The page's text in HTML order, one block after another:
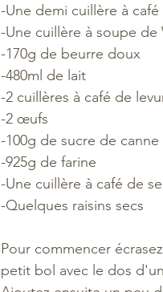
-Une demi cuillère à café
-Une cuillère à soupe de
-170g de beurre doux
-480ml de lait
-2 cuillères à café de
-2 œufs
-100g de sucre de canne
-925g de farine
-Une cuillère à café de sel
-Quelques raisins secs
Pour commencer
petit bol avec le dos